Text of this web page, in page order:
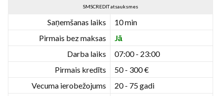
SMSCREDIT atsauksmes
Saņemšanas laiks
10 min
Pirmais bez maksas
Jā
Darba laiks
07:00 - 23:00
Pirmais kredīts
50 - 300 €
Vecuma ierobežojums
20 - 75 gadi